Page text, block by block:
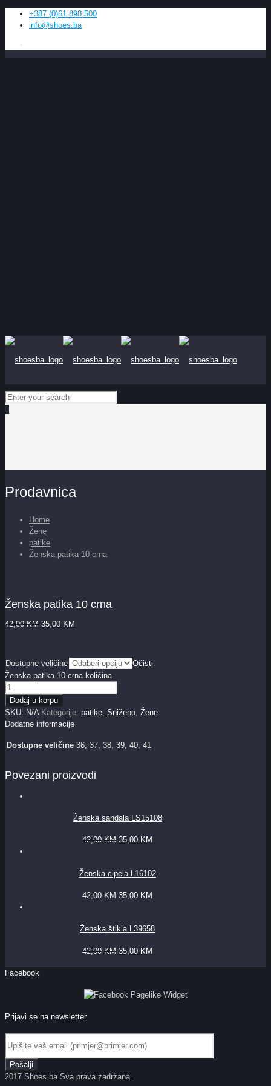
+387 (0)61 898 500
info@shoes.ba
0
Prodavnica
Home
Žene
patike
Ženska patika 10 crna
Ženska patika 10 crna
42,00 KM 35,00 KM
Dostupne veličine
Očisti
Ženska patika 10 crna količina
Dodaj u korpu
SKU: N/A Kategorije: patike, Sniženo, Žene
Dodatne informacije
Dostupne veličine 36, 37, 38, 39, 40, 41
Povezani proizvodi
Ženska sandala LS15108
42,00 KM 35,00 KM
Ženska cipela L16102
42,00 KM 35,00 KM
Ženska štikla L39658
42,00 KM 35,00 KM
Facebook
Prijavi se na newsletter
2017 Shoes.ba Sva prava zadržana.